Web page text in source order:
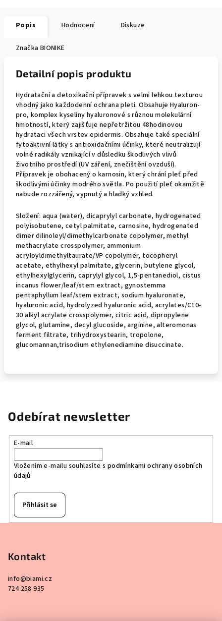
Popis Hodnocení Diskuze
Značka BIONIKE
Detailní popis produktu
Hydratační a detoxikační přípravek s velmi lehkou texturou
vhodný jako každodenní ochrana pleti. Obsahuje Hyaluron-
pro, komplex kyseliny hyaluronové s různou molekulární
hmotností, který zajišťuje nepřetržitou 48hodinovou
hydrataci všech vrstev epidermis. Obsahuje také speciální
fytoaktivní látky s antioxidačními účinky, které neutralizují
volné radikály vznikající v důsledku škodlivých vlivů
životního prostředí (UV záření, znečištění ovzduší).
Přípravek je obohacený o karnosin, který chrání pleť před
škodlivými účinky modrého světla. Po použití pleť okamžitě
nabude rozzářený, vypnutý a hladký vzhled.
Složení: aqua (water), dicaprylyl carbonate, hydrogenated
polyisobutene, cetyl palmitate, carnosine, hydrogenated
dimer dilinoleyl/dimethylcarbonate copolymer, methyl
methacrylate crosspolymer, ammonium
acryloyldimethyltaurate/VP copolymer, tocopheryl
acetate, ethylhexyl palmitate, glycerin, butylene glycol,
ethylhexylglycerin, caprylyl glycol, 1,5-pentanediol, cistus
incanus flower/leaf/stem extract, gynostemma
pentaphyllum leaf/stem extract, sodium hyaluronate,
hyaluronic acid, hydrolyzed hyaluronic acid, acrylates/C10-
30 alkyl acrylate crosspolymer, citric acid, dipropylene
glycol, glutamine, decyl glucoside, arginine, alteromonas
ferment filtrate, trihydroxystearin, tropolone,
glucomannan,trisodium ethylenediamine disuccinate.
Odebírat newsletter
E-mail
Vložením e-mailu souhlasíte s podmínkami ochrany osobních
údajů
Přihlásit se
Kontakt
info@biami.cz
724 258 935